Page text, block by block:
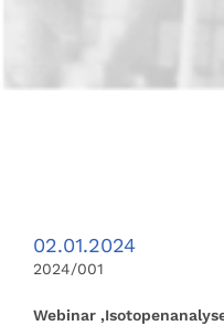
02.01.2024
2024/001
Webinar